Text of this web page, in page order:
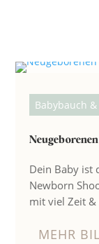
Babybauch
Dein Baby ist
Newborn
mit viel Zeit &
MEHR